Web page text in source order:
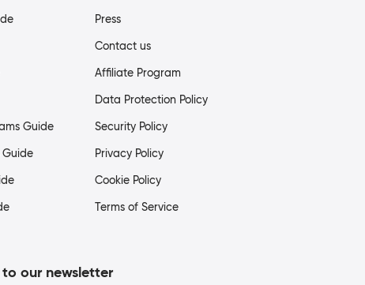
Guide
Guide
Press
Contact us
Affiliate Program
Data Protection Policy
Security Policy
Privacy Policy
Cookie Policy
Terms of Service
our newsletter